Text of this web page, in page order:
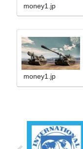
money1.jp
money1.jp